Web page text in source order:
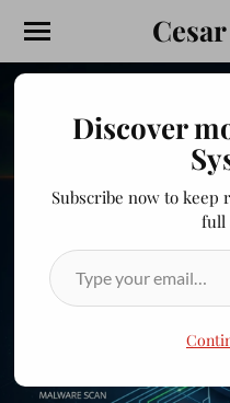
Discover
Subscribe now to keep
full